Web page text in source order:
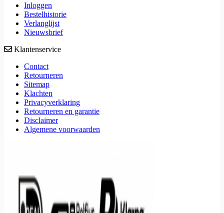
Inloggen
Bestelhistorie
Verlanglijst
Nieuwsbrief
Klantenservice
Contact
Retourneren
Sitemap
Klachten
Privacyverklaring
Retourneren en garantie
Disclaimer
Algemene voorwaarden